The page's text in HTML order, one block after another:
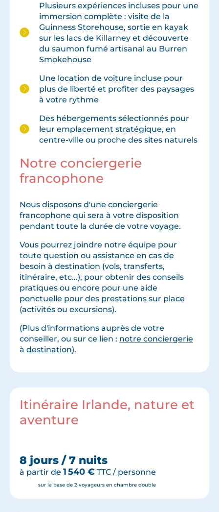
Plusieurs expériences incluses pour une
immersion complète : visite de la
Guinness Storehouse, sortie en kayak
sur les lacs de Killarney et découverte
du saumon fumé artisanal au Burren
Smokehouse
Une location de voiture incluse pour
plus de liberté et profiter des paysages
à votre rythme
Des hébergements sélectionnés pour
leur emplacement stratégique, en
centre-ville ou proche des sites naturels
Notre conciergerie
francophone
Nous disposons d'une conciergerie
francophone qui sera à votre disposition
pendant toute la durée de votre voyage.
Vous pourrez joindre notre équipe pour
toute question ou assistance en cas de
besoin à destination (vols, transferts,
itinéraire, etc...), pour obtenir des conseils
pratiques ou encore pour une aide
ponctuelle pour des prestations sur place
(activités ou excursions).
(Plus d'informations auprès de votre
conseiller, ou sur ce lien : notre conciergerie
à destination).
Itinéraire Irlande, nature et
aventure
8 jours / 7 nuits
à partir de 1 540 € TTC / personne
sur la base de 2 voyageurs en chambre double